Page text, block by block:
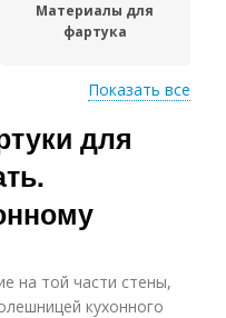
Материалы для
фартука
Кухонный фартук
Показать все
для
на той части стены,
кухонного